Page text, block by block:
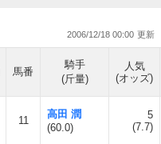
2006/12/18 00:00
馬番
騎手
(斤量)
人気
(オッズ)
11
高田 潤
(60.0)
5
(7.7)